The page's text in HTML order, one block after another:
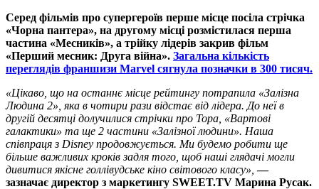
Серед фільмів про супергероїв перше місце посіла стрічка
«Чорна пантера», на другому місці розмістилася перша
частина «Месників», а трійку лідерів закрив фільм
«Перший месник: Друга війна». Загальна кількість
переглядів франшизи Marvel сягнула позначки в 300 тисяч.
«Цікаво, що на останнє місце рейтингу потрапила «Залізна
Людина 2», яка в чотири рази відстає від лідера. До неї в
другій десятці долучилися стрічки про Тора, «Вартові
галактики» та ще 2 частини «Залізної людини». Наша
співпраця з Disney продовжується. Ми будемо робити ще
більше важливих кроків задля того, щоб наші глядачі могли
дивитися якісне голлівудське кіно світового класу»,—
зазначає директор з маркетингу SWEET.TV Марина Русак.